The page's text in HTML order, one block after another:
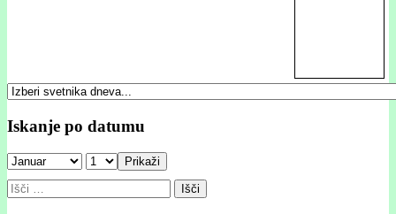
Iskanje po datumu
Prikaži
Išči: